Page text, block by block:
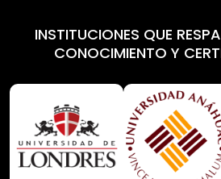
Terapia magnética para depresión
Tratamiento de ansiedad en CDMX
CDMX
Costo de consulta de
Psicoterapia y terapia de
Psicólogos expertos en terapia
Psiquiatra experto en terapia de
INSTITUCIONES QUE
CONOCIMIENTO Y